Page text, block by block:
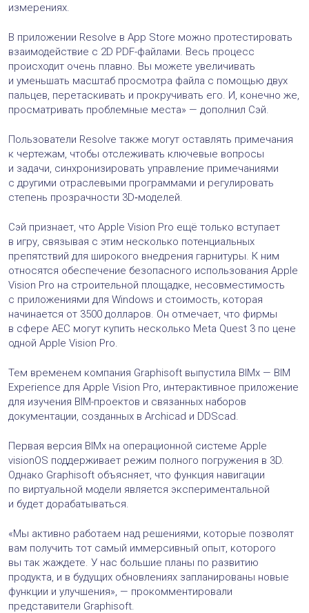
измерениях.
В приложении Resolve в App Store можно протестировать
взаимодействие с 2D PDF-файлами. Весь процесс
происходит очень плавно. Вы можете увеличивать
и уменьшать масштаб просмотра файла с помощью двух
пальцев, перетаскивать и прокручивать его. И, конечно же,
просматривать проблемные места» — дополнил Сэй.
Пользователи Resolve также могут оставлять примечания
к чертежам, чтобы отслеживать ключевые вопросы
и задачи, синхронизировать управление примечаниями
с другими отраслевыми программами и регулировать
степень прозрачности 3D‑моделей.
Сэй признает, что Apple Vision Pro ещё только вступает
в игру, связывая с этим несколько потенциальных
препятствий для широкого внедрения гарнитуры. К ним
относятся обеспечение безопасного использования Apple
Vision Pro на строительной площадке, несовместимость
с приложениями для Windows и стоимость, которая
начинается от 3500 долларов. Он отмечает, что фирмы
в сфере AEC могут купить несколько Meta Quest 3 по цене
одной Apple Vision Pro.
Тем временем компания Graphisoft выпустила BIMx — BIM
Experience для Apple Vision Pro, интерактивное приложение
для изучения BIM-проектов и связанных наборов
документации, созданных в Archicad и DDScad.
Первая версия BIMx на операционной системе Apple
visionOS поддерживает режим полного погружения в 3D.
Однако Graphisoft объясняет, что функция навигации
по виртуальной модели является экспериментальной
и будет дорабатываться.
«Мы активно работаем над решениями, которые позволят
вам получить тот самый иммерсивный опыт, которого
вы так жаждете. У нас большие планы по развитию
продукта, и в будущих обновлениях запланированы новые
функции и улучшения», — прокомментировали
представители Graphisoft.